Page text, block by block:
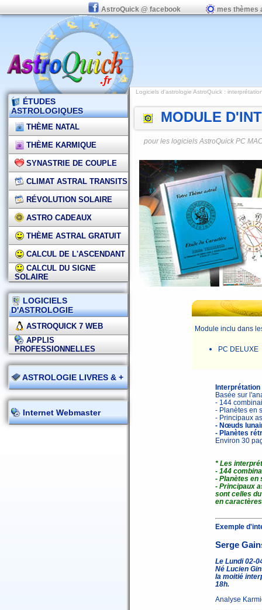
AstroQuick @ facebook mes thèmes
ÉTUDES
ASTROLOGIQUES
THÈME NATAL
THÈME KARMIQUE
SYNASTRIE DE COUPLE
CLIMAT ASTRAL TRANSITS
RÉVOLUTION SOLAIRE
ASTRO CADEAUX
THÈME ASTRAL GRATUIT
CALCUL DE L'ASCENDANT
CALCUL DU SIGNE
SOLAIRE
LOGICIELS
D'ASTROLOGIE
ASTROQUICK 7 WEB
APPLIS
PROFESSIONNELLES
ASTROLOGIE LIVRES & +
Internet Webmaster
Logiciels d'astrologie AstroQuick :
MODULE
pour les logiciels AstroQuick PC
Module inclu dans
PC DELUXE
Interprétation
Basée sur
- 144
- Planètes en
- Principaux
- Nœuds
- Planètes
Environ 30
* Les
- 144
- Planètes en
- Principaux
sont celles
en
Exemple
Serge
Le Lundi 02-
Né Lucien
la moitié
18h.
Analyse